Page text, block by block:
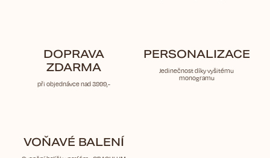
DOPRAVA
ZDARMA
při objednávce nad 3999,-
PERSONALIZACE
Jedinečnost díky vyšitému
monogramu
VOŇAVÉ BALENÍ